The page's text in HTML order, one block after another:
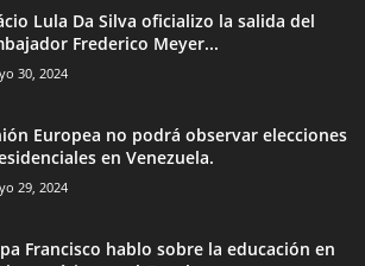
Lula Da Silva oficializo la salida del
Frederico Meyer...
30, 2024
Europea no podrá observar elecciones
en Venezuela.
29, 2024
Francisco hablo sobre la educación en